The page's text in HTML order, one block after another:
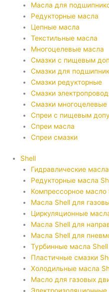
Масла для
Редукторные масла
Цепные масла
Текстильные масла
Многоцелевые масла
Смазки с пищевым
Смазки для
Смазки редукторные
Смазки
Смазки многоцелевые
Спреи с пищевым
Спреи масла
Спреи смазки
Shell
Гидравлические
Редукторные масла
Компрессорное масло
Масла Shell для
Циркуляционные
Масла Shell для
Масла Shell для
Турбинные масла Shell
Пластичные смазки
Холодильные масла
Масло для газовых